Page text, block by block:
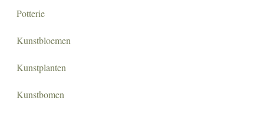
Potterie
Kunstbloemen
Kunstplanten
Kunstbomen